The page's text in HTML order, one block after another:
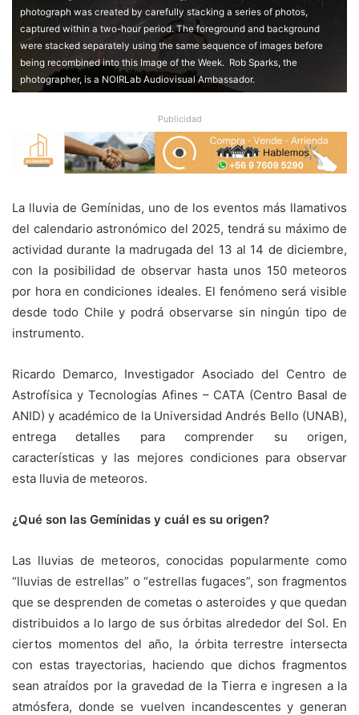
photograph was created by carefully stacking a series of photos,
captured within a two-hour period. The foreground and background
were stacked separately using the same sequence of images before
being recombined into this Image of the Week. Rob Sparks, the
photographer, is a NOIRLab Audiovisual Ambassador.
Publicidad
La lluvia de Gemínidas, uno de los eventos más llamativos
del calendario astronómico del 2025, tendrá su máximo de
actividad durante la madrugada del 13 al 14 de diciembre,
con la posibilidad de observar hasta unos 150 meteoros
por hora en condiciones ideales. El fenómeno será visible
desde todo Chile y podrá observarse sin ningún tipo de
instrumento.
Ricardo Demarco, Investigador Asociado del Centro de
Astrofísica y Tecnologías Afines – CATA (Centro Basal de
ANID) y académico de la Universidad Andrés Bello (UNAB),
entrega detalles para comprender su origen,
características y las mejores condiciones para observar
esta lluvia de meteoros.
¿Qué son las Gemínidas y cuál es su origen?
Las lluvias de meteoros, conocidas popularmente como
“lluvias de estrellas” o “estrellas fugaces”, son fragmentos
que se desprenden de cometas o asteroides y que quedan
distribuidos a lo largo de sus órbitas alrededor del Sol. En
ciertos momentos del año, la órbita terrestre intersecta
con estas trayectorias, haciendo que dichos fragmentos
sean atraídos por la gravedad de la Tierra e ingresen a la
atmósfera, donde se vuelven incandescentes y generan